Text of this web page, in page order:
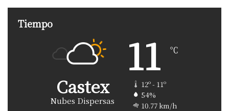
Tiempo
Castex
Nubes Dispersas
11 ℃
12º - 11º
54%
10.77 km/h